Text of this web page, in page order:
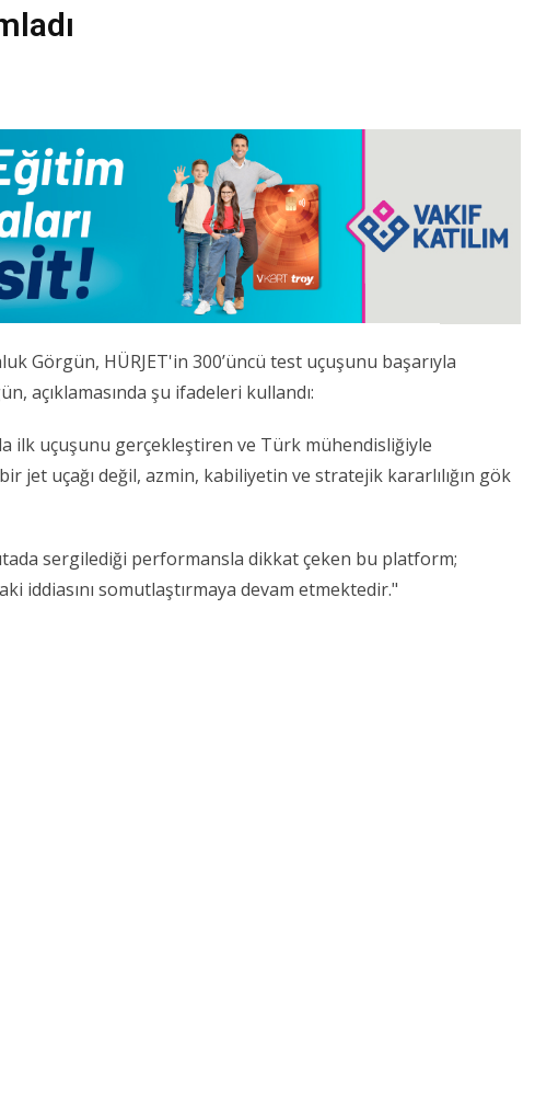
Görgün, HÜRJET'in 300’üncü test uçuşunu başarıyla
açıklamasında şu ifadeleri kullandı:
ilk uçuşunu gerçekleştiren ve Türk mühendisliğiyle
jet uçağı değil, azmin, kabiliyetin ve stratejik kararlılığın gök
sergilediği performansla dikkat çeken bu platform;
iddiasını somutlaştırmaya devam etmektedir."